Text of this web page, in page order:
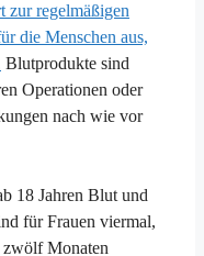
zur regelmäßigen
die Menschen aus,
Blutprodukte sind
Operationen oder
nach wie vor
18 Jahren Blut und
für Frauen viermal,
zwölf Monaten